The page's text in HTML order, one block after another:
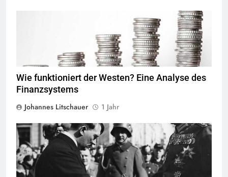
CC-BY-SA-1.0
Wie funktioniert der Westen? Eine Analyse des
Finanzsystems
Johannes Litschauer
1 Jahr
Bundesarchiv, Bild 183-S38324 / Theo Eisenhart, Quelle©CC BY-
SA 3.0-DE